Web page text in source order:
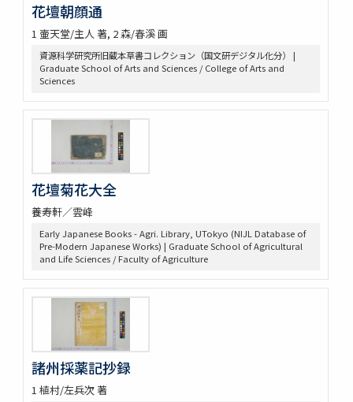
南産志
續脩臺灣府志
廣東新語 28巻
農政全書 60巻
花暦百詠 2巻坿百花賦考百花和稱
事物異名録 40巻
重刊巣氏諸病源候緫論 50巻 (存45巻)
遠西醫方名物考 36巻補遺9巻
延喜式 50巻
資源科学研究所旧蔵本草書コレクション（国文研デジタル化分）
神農本草経
紹興校定經史證類備急本草 / 王繼先[ほか編]
本草綱目 52巻序目1巻圖3巻瀕湖脉學1巻奇經八脉攷1巻脉訣攷證1巻
坿本草綱目拾遺10巻坿本草萬方鍼線8巻 / (明) 李時珍撰輯 ; (清) 呉毓
昌較訂
本草求眞 12巻序目圖1巻 / (清) 黄宮繍纂呈 ; (清) 黄宮黻校訂 ; (清)
黄學昌 [ほか] 校字
本草和名索引
本草從新 18巻總義1巻 / (清) 呉儀洛 [撰]
本草通玄
袖珍鑑本草綱目 / [前田利保著]
魚類, 禽類, 草木, 和漢譯名
花壇朝顔通
1 壷天堂/主人 著, 2 森/春溪 画
資源科学研究所旧蔵本草書コレクション（国文研デジタル化分） |
Graduate School of Arts and Sciences / College of Arts and
Sciences
花壇菊花大全
養寿軒／雲峰
Early Japanese Books - Agri. Library, UTokyo (NIJL Database of
Pre-Modern Japanese Works) | Graduate School of Agricultural
and Life Sciences / Faculty of Agriculture
諸州採薬記抄録
1 植村/左兵次 著